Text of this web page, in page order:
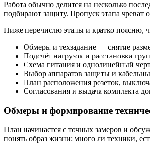
Работа обычно делится на несколько
подбирают защиту. Пропуск этапа чреват
Ниже перечислю этапы и кратко поясню,
Обмеры и техзадание — снятие
Подсчёт нагрузок и расстановка
Схема питания и однолинейный
Выбор аппаратов защиты и
План расположения розеток,
Согласования и выдача комплекта
Обмеры и формирование
План начинается с точных замеров и
понять образ жизни: много ли техники,